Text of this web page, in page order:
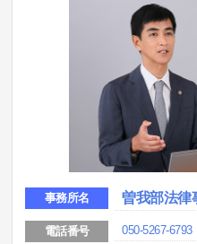
事務所名 曽我部法律
電話番号 050-5267-6793